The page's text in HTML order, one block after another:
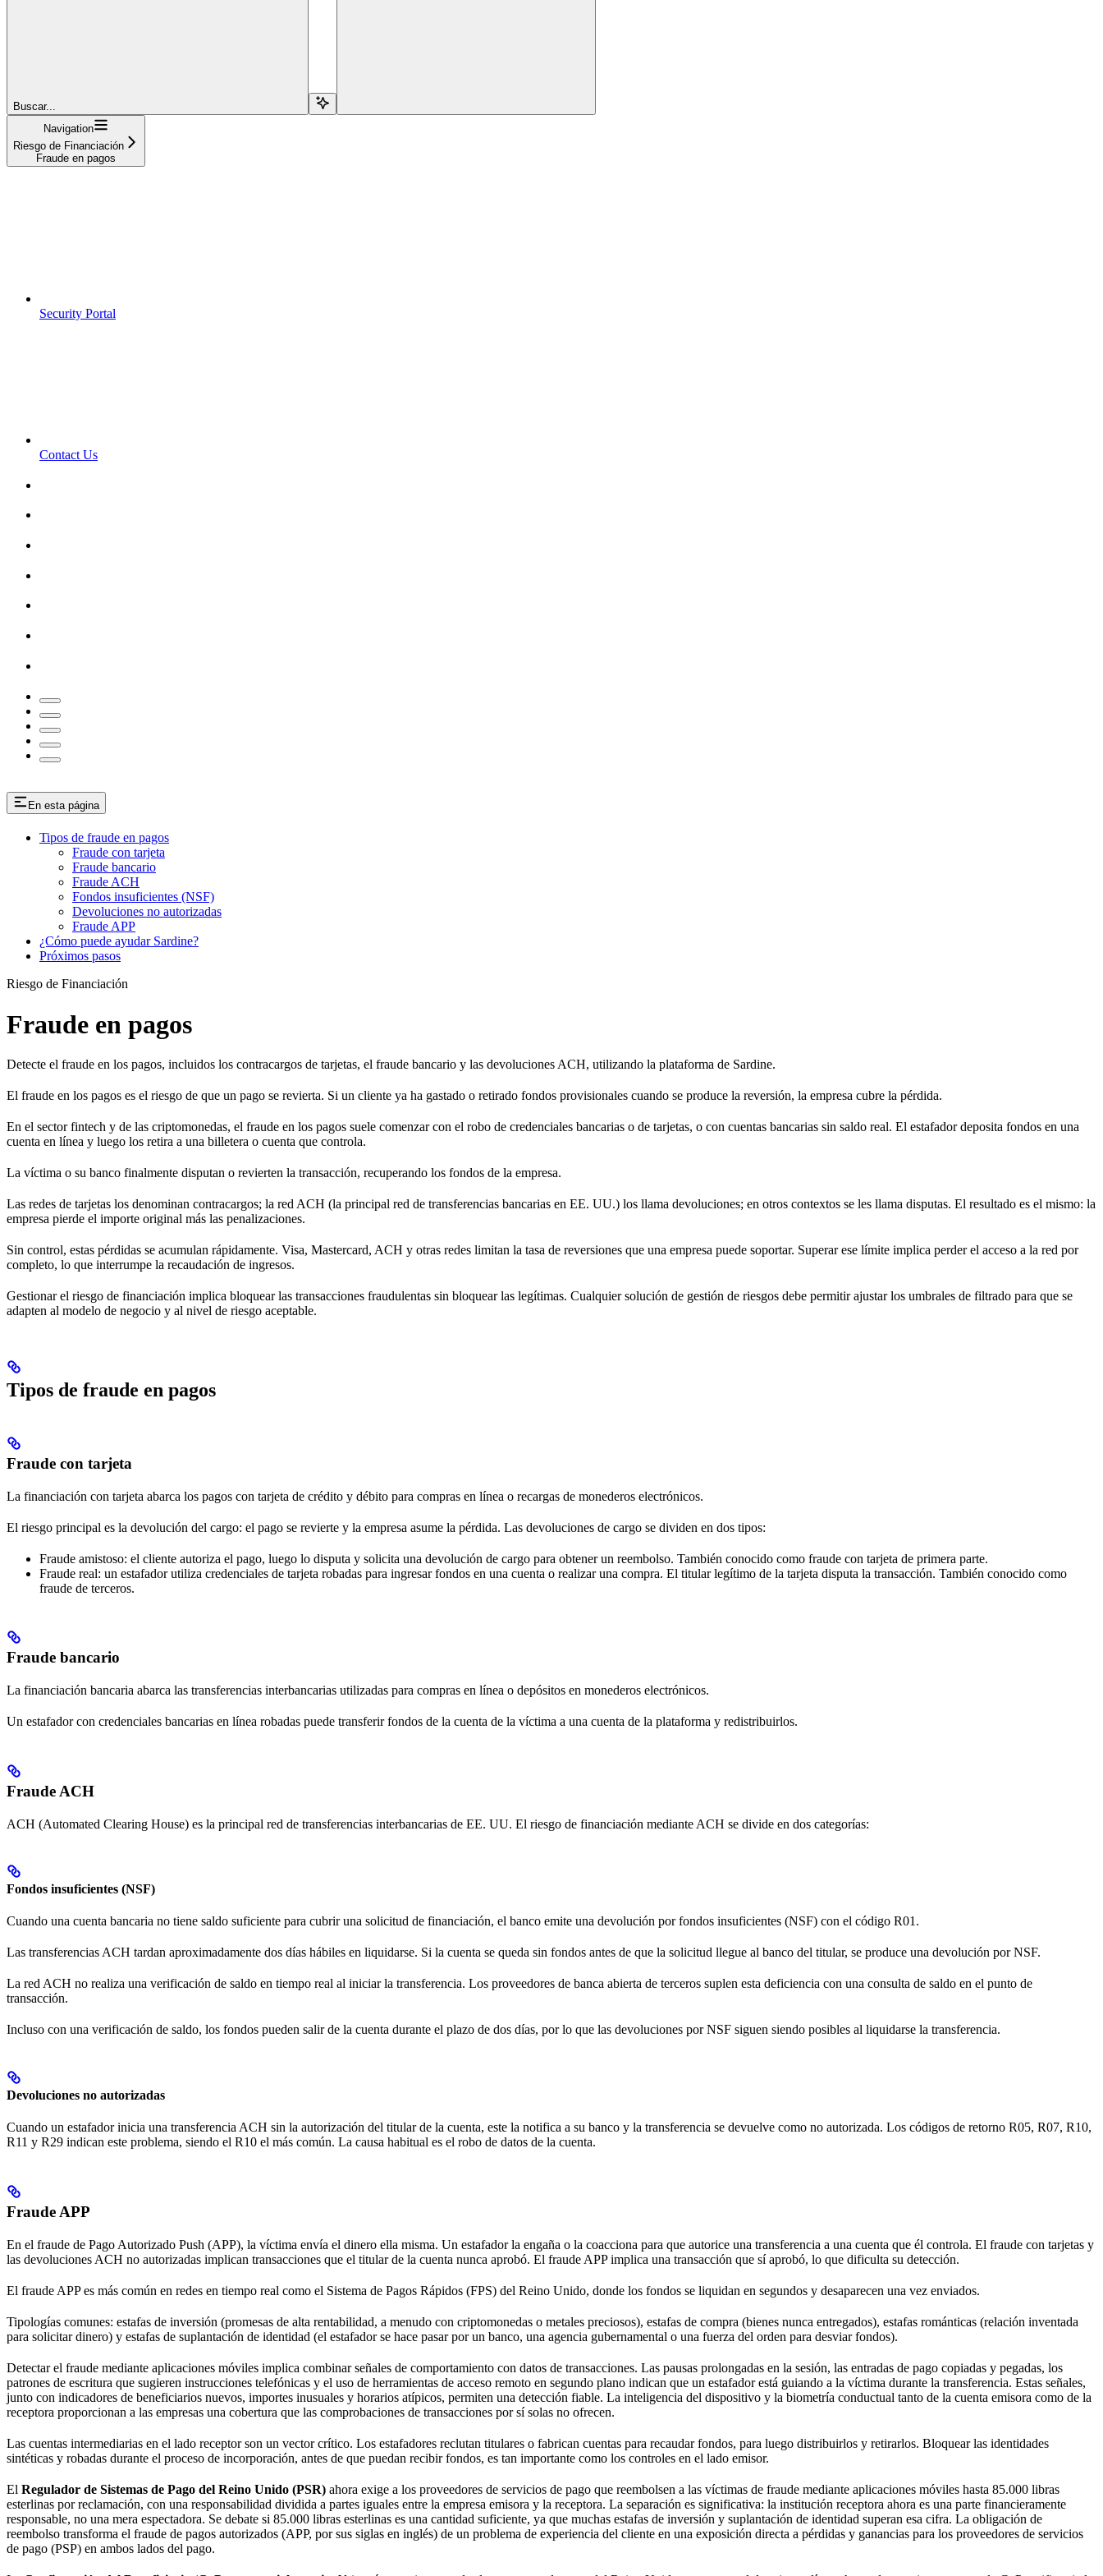
Buscar...
Navigation
Riesgo de Financiación
Fraude en pagos
Security Portal
Contact Us
En esta página
Tipos de fraude en pagos
Fraude con tarjeta
Fraude bancario
Fraude ACH
Fondos insuficientes (NSF)
Devoluciones no autorizadas
Fraude APP
¿Cómo puede ayudar Sardine?
Próximos pasos
Riesgo de Financiación
Fraude en pagos
Detecte el fraude en los pagos, incluidos los contracargos de tarjetas, el fraude bancario y las devoluciones ACH, utilizando la plataforma de Sardine.
El fraude en los pagos es el riesgo de que un pago se revierta. Si un cliente ya ha gastado o retirado fondos provisionales cuando se produce la reversión, la empresa cubre la pérdida.
En el sector fintech y de las criptomonedas, el fraude en los pagos suele comenzar con el robo de credenciales bancarias o de tarjetas, o con cuentas bancarias sin saldo real. El estafador deposita fondos en una
cuenta en línea y luego los retira a una billetera o cuenta que controla.
La víctima o su banco finalmente disputan o revierten la transacción, recuperando los fondos de la empresa.
Las redes de tarjetas los denominan contracargos; la red ACH (la principal red de transferencias bancarias en EE. UU.) los llama devoluciones; en otros contextos se les llama disputas. El resultado es el mismo: la
empresa pierde el importe original más las penalizaciones.
Sin control, estas pérdidas se acumulan rápidamente. Visa, Mastercard, ACH y otras redes limitan la tasa de reversiones que una empresa puede soportar. Superar ese límite implica perder el acceso a la red por
completo, lo que interrumpe la recaudación de ingresos.
Gestionar el riesgo de financiación implica bloquear las transacciones fraudulentas sin bloquear las legítimas. Cualquier solución de gestión de riesgos debe permitir ajustar los umbrales de filtrado para que se
adapten al modelo de negocio y al nivel de riesgo aceptable.
Tipos de fraude en pagos
Fraude con tarjeta
La financiación con tarjeta abarca los pagos con tarjeta de crédito y débito para compras en línea o recargas de monederos electrónicos.
El riesgo principal es la devolución del cargo: el pago se revierte y la empresa asume la pérdida. Las devoluciones de cargo se dividen en dos tipos:
Fraude amistoso: el cliente autoriza el pago, luego lo disputa y solicita una devolución de cargo para obtener un reembolso. También conocido como fraude con tarjeta de primera parte.
Fraude real: un estafador utiliza credenciales de tarjeta robadas para ingresar fondos en una cuenta o realizar una compra. El titular legítimo de la tarjeta disputa la transacción. También conocido como
fraude de terceros.
Fraude bancario
La financiación bancaria abarca las transferencias interbancarias utilizadas para compras en línea o depósitos en monederos electrónicos.
Un estafador con credenciales bancarias en línea robadas puede transferir fondos de la cuenta de la víctima a una cuenta de la plataforma y redistribuirlos.
Fraude ACH
ACH (Automated Clearing House) es la principal red de transferencias interbancarias de EE. UU. El riesgo de financiación mediante ACH se divide en dos categorías:
Fondos insuficientes (NSF)
Cuando una cuenta bancaria no tiene saldo suficiente para cubrir una solicitud de financiación, el banco emite una devolución por fondos insuficientes (NSF) con el código R01.
Las transferencias ACH tardan aproximadamente dos días hábiles en liquidarse. Si la cuenta se queda sin fondos antes de que la solicitud llegue al banco del titular, se produce una devolución por NSF.
La red ACH no realiza una verificación de saldo en tiempo real al iniciar la transferencia. Los proveedores de banca abierta de terceros suplen esta deficiencia con una consulta de saldo en el punto de
transacción.
Incluso con una verificación de saldo, los fondos pueden salir de la cuenta durante el plazo de dos días, por lo que las devoluciones por NSF siguen siendo posibles al liquidarse la transferencia.
Devoluciones no autorizadas
Cuando un estafador inicia una transferencia ACH sin la autorización del titular de la cuenta, este la notifica a su banco y la transferencia se devuelve como no autorizada. Los códigos de retorno R05, R07, R10,
R11 y R29 indican este problema, siendo el R10 el más común. La causa habitual es el robo de datos de la cuenta.
Fraude APP
En el fraude de Pago Autorizado Push (APP), la víctima envía el dinero ella misma. Un estafador la engaña o la coacciona para que autorice una transferencia a una cuenta que él controla. El fraude con tarjetas y
las devoluciones ACH no autorizadas implican transacciones que el titular de la cuenta nunca aprobó. El fraude APP implica una transacción que sí aprobó, lo que dificulta su detección.
El fraude APP es más común en redes en tiempo real como el Sistema de Pagos Rápidos (FPS) del Reino Unido, donde los fondos se liquidan en segundos y desaparecen una vez enviados.
Tipologías comunes: estafas de inversión (promesas de alta rentabilidad, a menudo con criptomonedas o metales preciosos), estafas de compra (bienes nunca entregados), estafas románticas (relación inventada
para solicitar dinero) y estafas de suplantación de identidad (el estafador se hace pasar por un banco, una agencia gubernamental o una fuerza del orden para desviar fondos).
Detectar el fraude mediante aplicaciones móviles implica combinar señales de comportamiento con datos de transacciones. Las pausas prolongadas en la sesión, las entradas de pago copiadas y pegadas, los
patrones de escritura que sugieren instrucciones telefónicas y el uso de herramientas de acceso remoto en segundo plano indican que un estafador está guiando a la víctima durante la transferencia. Estas señales,
junto con indicadores de beneficiarios nuevos, importes inusuales y horarios atípicos, permiten una detección fiable. La inteligencia del dispositivo y la biometría conductual tanto de la cuenta emisora como de la
receptora proporcionan a las empresas una cobertura que las comprobaciones de transacciones por sí solas no ofrecen.
Las cuentas intermediarias en el lado receptor son un vector crítico. Los estafadores reclutan titulares o fabrican cuentas para recaudar fondos, para luego distribuirlos y retirarlos. Bloquear las identidades
sintéticas y robadas durante el proceso de incorporación, antes de que puedan recibir fondos, es tan importante como los controles en el lado emisor.
El Regulador de Sistemas de Pago del Reino Unido (PSR) ahora exige a los proveedores de servicios de pago que reembolsen a las víctimas de fraude mediante aplicaciones móviles hasta 85.000 libras
esterlinas por reclamación, con una responsabilidad dividida a partes iguales entre la empresa emisora y la receptora. La separación es significativa: la institución receptora ahora es una parte financieramente
responsable, no una mera espectadora. Se debate si 85.000 libras esterlinas es una cantidad suficiente, ya que muchas estafas de inversión y suplantación de identidad superan esa cifra. La obligación de
reembolso transforma el fraude de pagos autorizados (APP, por sus siglas en inglés) de un problema de experiencia del cliente en una exposición directa a pérdidas y ganancias para los proveedores de servicios
de pago (PSP) en ambos lados del pago.